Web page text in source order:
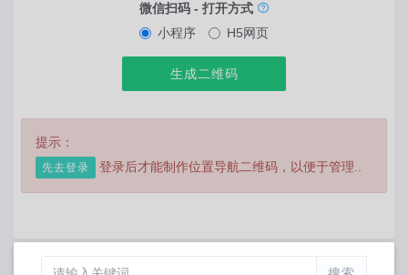
微信扫码 - 打开方式
小程序
H5网页
生成二维码
提示：
先去登录 登录后才能制作位置导航二维码，以便于管理..